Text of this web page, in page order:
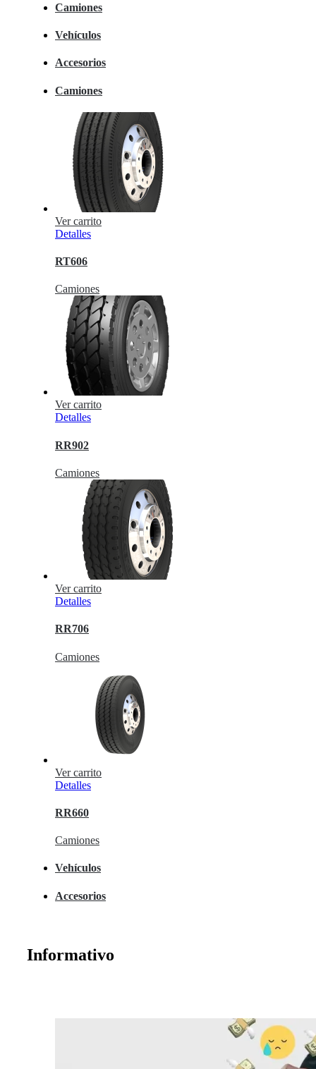
Camiones
Vehículos
Accesorios
Camiones
Ver carrito
Detalles
RT606
Camiones
Ver carrito
Detalles
RR902
Camiones
Ver carrito
Detalles
RR706
Camiones
Ver carrito
Detalles
RR660
Camiones
Vehículos
Accesorios
Informativo